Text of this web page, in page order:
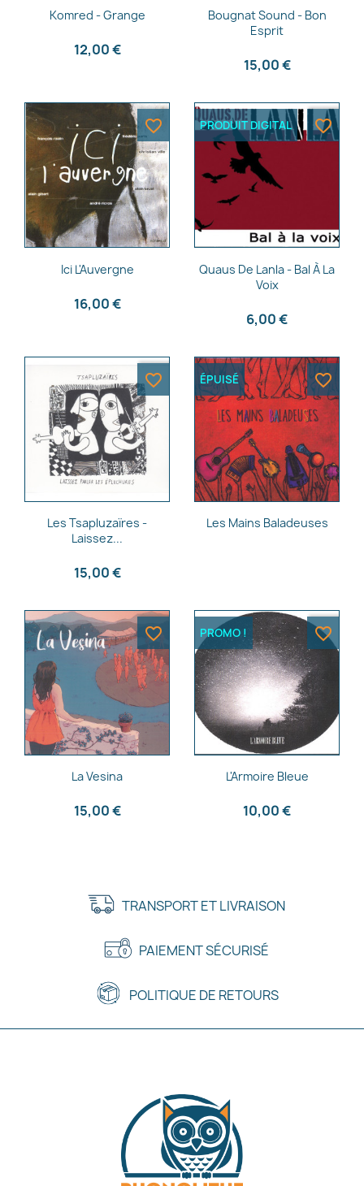
Aperçu rapide
Komred - Grange
12,00 €
Aperçu rapide
Bougnat Sound - Bon
Esprit
15,00 €
Aperçu rapide
Ici L'Auvergne
16,00 €
favorite_border
Aperçu rapide
Quaus De Lanla - Bal À La
Voix
6,00 €
PRODUIT DIGITAL favorite_border
Aperçu rapide
Les Tsapluzaïres -
Laissez...
15,00 €
favorite_border
Aperçu rapide
Les Mains Baladeuses
ÉPUISÉ favorite_border
Aperçu rapide
La Vesina
15,00 €
favorite_border
Aperçu rapide
L'Armoire Bleue
10,00 €
PROMO ! favorite_border
TRANSPORT ET LIVRAISON
PAIEMENT SÉCURISÉ
POLITIQUE DE RETOURS